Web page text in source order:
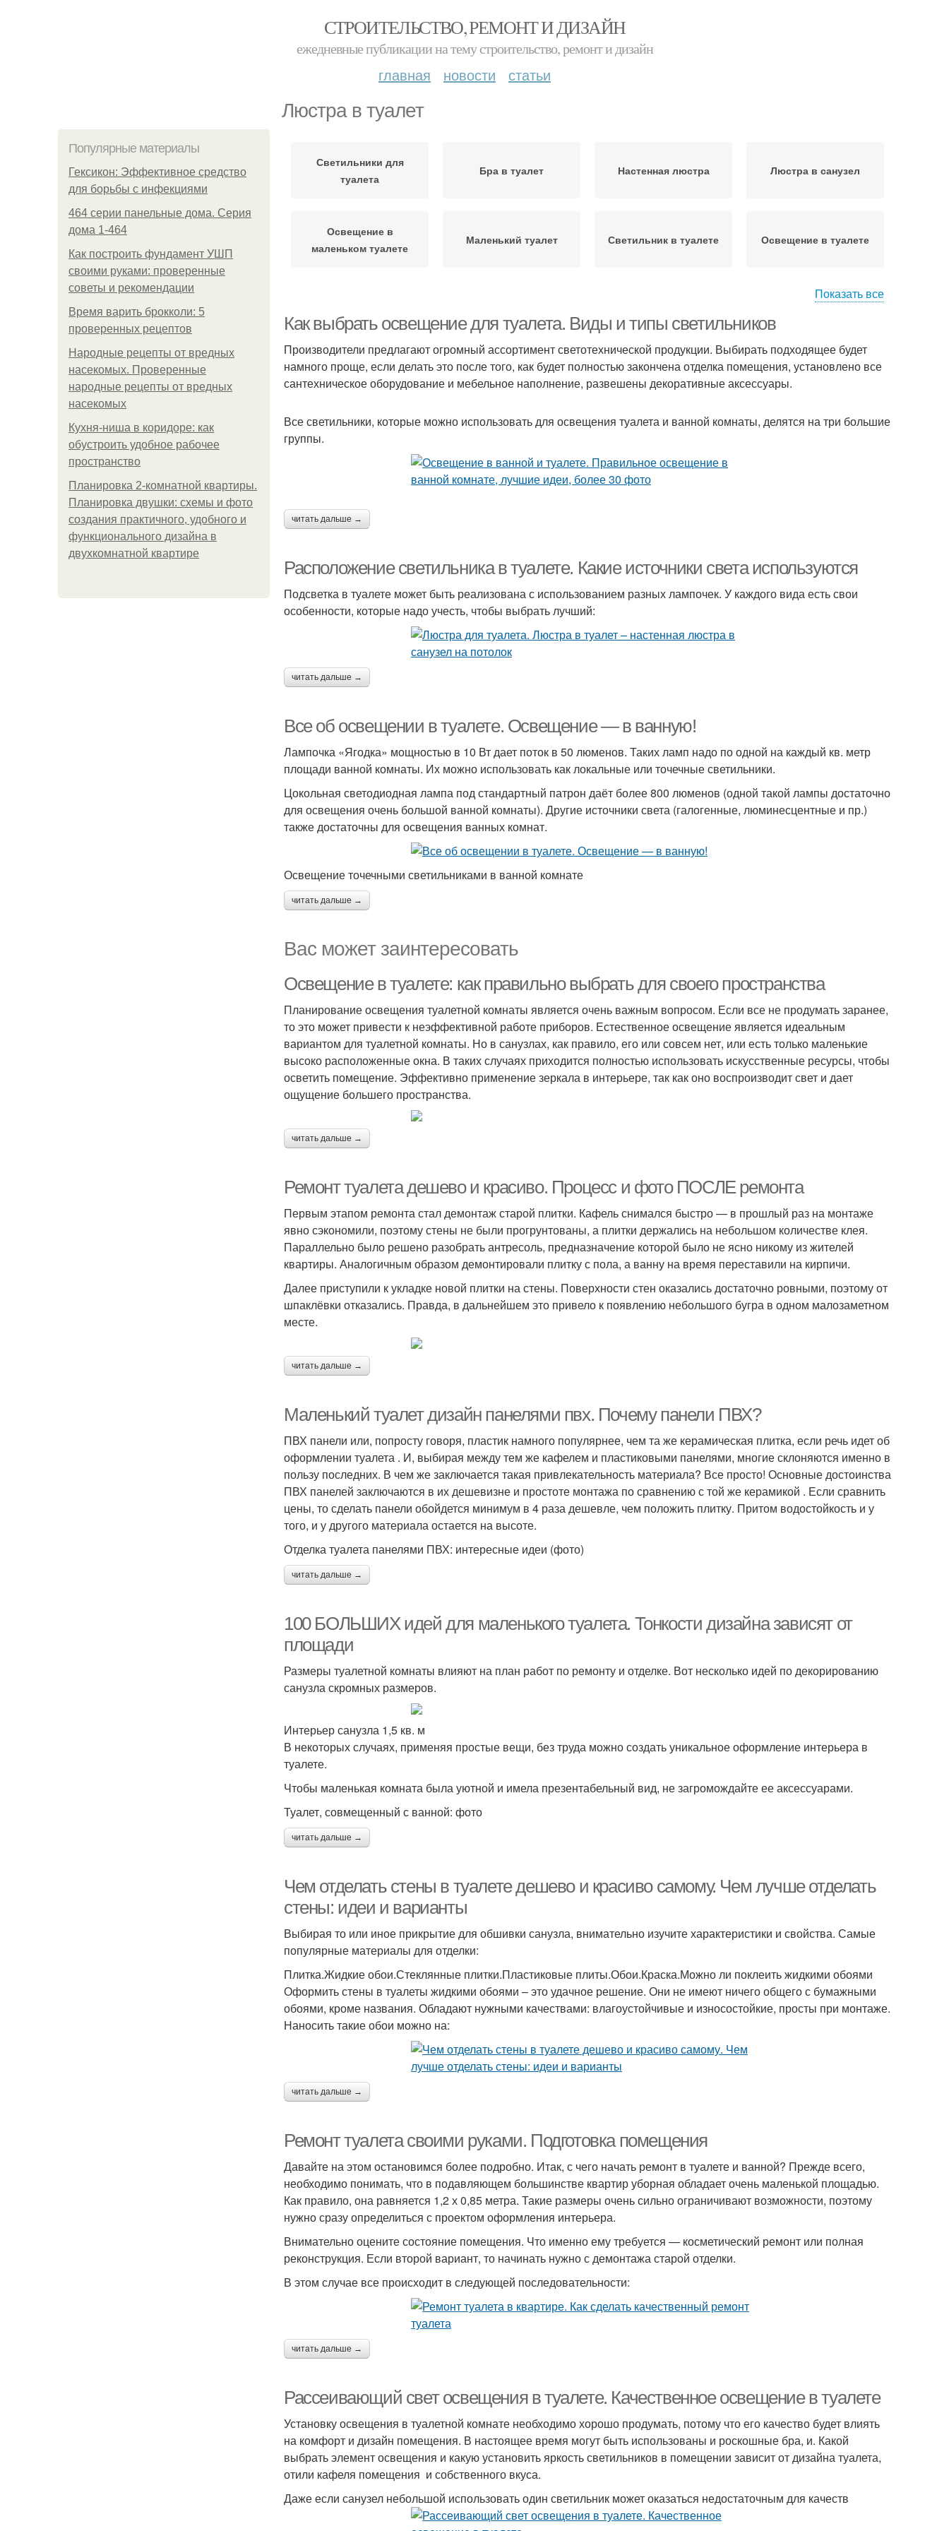
СТРОИТЕЛЬСТВО, РЕМОНТ И ДИЗАЙН
ежедневные публикации на тему строительство, ремонт и дизайн
главная новости статьи
Люстра в туалет
Популярные материалы
Гексикон: Эффективное средство
для борьбы с инфекциями
464 серии панельные дома. Серия
дома 1-464
Как построить фундамент УШП
своими руками: проверенные
советы и рекомендации
Время варить брокколи: 5
проверенных рецептов
Народные рецепты от вредных
насекомых. Проверенные
народные рецепты от вредных
насекомых
Кухня-ниша в коридоре: как
обустроить удобное рабочее
пространство
Планировка 2-комнатной квартиры.
Планировка двушки: схемы и фото
создания практичного, удобного и
функционального дизайна в
двухкомнатной квартире
Светильники для
туалета
Бра в туалет Настенная люстра Люстра в санузел
Освещение в
маленьком туалете
Маленький туалет Светильник в туалете Освещение в туалете
Показать все
Как выбрать освещение для туалета. Виды и типы светильников
Производители предлагают огромный ассортимент светотехнической продукции. Выбирать подходящее будет
намного проще, если делать это после того, как будет полностью закончена отделка помещения, установлено все
сантехническое оборудование и мебельное наполнение, развешены декоративные аксессуары.
Все светильники, которые можно использовать для освещения туалета и ванной комнаты, делятся на три большие
группы.
читать дальше →
Расположение светильника в туалете. Какие источники света используются
Подсветка в туалете может быть реализована с использованием разных лампочек. У каждого вида есть свои
особенности, которые надо учесть, чтобы выбрать лучший:
читать дальше →
Все об освещении в туалете. Освещение — в ванную!
Лампочка «Ягодка» мощностью в 10 Вт дает поток в 50 люменов. Таких ламп надо по одной на каждый кв. метр
площади ванной комнаты. Их можно использовать как локальные или точечные светильники.
Цокольная светодиодная лампа под стандартный патрон даёт более 800 люменов (одной такой лампы достаточно
для освещения очень большой ванной комнаты). Другие источники света (галогенные, люминесцентные и пр.)
также достаточны для освещения ванных комнат.
Освещение точечными светильниками в ванной комнате
читать дальше →
Вас может заинтересовать
Освещение в туалете: как правильно выбрать для своего пространства
Планирование освещения туалетной комнаты является очень важным вопросом. Если все не продумать заранее,
то это может привести к неэффективной работе приборов. Естественное освещение является идеальным
вариантом для туалетной комнаты. Но в санузлах, как правило, его или совсем нет, или есть только маленькие
высоко расположенные окна. В таких случаях приходится полностью использовать искусственные ресурсы, чтобы
осветить помещение. Эффективно применение зеркала в интерьере, так как оно воспроизводит свет и дает
ощущение большего пространства.
читать дальше →
Ремонт туалета дешево и красиво. Процесс и фото ПОСЛЕ ремонта
Первым этапом ремонта стал демонтаж старой плитки. Кафель снимался быстро — в прошлый раз на монтаже
явно сэкономили, поэтому стены не были прогрунтованы, а плитки держались на небольшом количестве клея.
Параллельно было решено разобрать антресоль, предназначение которой было не ясно никому из жителей
квартиры. Аналогичным образом демонтировали плитку с пола, а ванну на время переставили на кирпичи.
Далее приступили к укладке новой плитки на стены. Поверхности стен оказались достаточно ровными, поэтому от
шпаклёвки отказались. Правда, в дальнейшем это привело к появлению небольшого бугра в одном малозаметном
месте.
читать дальше →
Маленький туалет дизайн панелями пвх. Почему панели ПВХ?
ПВХ панели или, попросту говоря, пластик намного популярнее, чем та же керамическая плитка, если речь идет об
оформлении туалета . И, выбирая между тем же кафелем и пластиковыми панелями, многие склоняются именно в
пользу последних. В чем же заключается такая привлекательность материала? Все просто! Основные достоинства
ПВХ панелей заключаются в их дешевизне и простоте монтажа по сравнению с той же керамикой . Если сравнить
цены, то сделать панели обойдется минимум в 4 раза дешевле, чем положить плитку. Притом водостойкость и у
того, и у другого материала остается на высоте.
Отделка туалета панелями ПВХ: интересные идеи (фото)
читать дальше →
100 БОЛЬШИХ идей для маленького туалета. Тонкости дизайна зависят от
площади
Размеры туалетной комнаты влияют на план работ по ремонту и отделке. Вот несколько идей по декорированию
санузла скромных размеров.
Интерьер санузла 1,5 кв. м
В некоторых случаях, применяя простые вещи, без труда можно создать уникальное оформление интерьера в
туалете.
Чтобы маленькая комната была уютной и имела презентабельный вид, не загромождайте ее аксессуарами.
Туалет, совмещенный с ванной: фото
читать дальше →
Чем отделать стены в туалете дешево и красиво самому. Чем лучше отделать
стены: идеи и варианты
Выбирая то или иное прикрытие для обшивки санузла, внимательно изучите характеристики и свойства. Самые
популярные материалы для отделки:
Плитка.Жидкие обои.Стеклянные плитки.Пластиковые плиты.Обои.Краска.Можно ли поклеить жидкими обоями
Оформить стены в туалеты жидкими обоями – это удачное решение. Они не имеют ничего общего с бумажными
обоями, кроме названия. Обладают нужными качествами: влагоустойчивые и износостойкие, просты при монтаже.
Наносить такие обои можно на:
читать дальше →
Ремонт туалета своими руками. Подготовка помещения
Давайте на этом остановимся более подробно. Итак, с чего начать ремонт в туалете и ванной? Прежде всего,
необходимо понимать, что в подавляющем большинстве квартир уборная обладает очень маленькой площадью.
Как правило, она равняется 1,2 х 0,85 метра. Такие размеры очень сильно ограничивают возможности, поэтому
нужно сразу определиться с проектом оформления интерьера.
Внимательно оцените состояние помещения. Что именно ему требуется — косметический ремонт или полная
реконструкция. Если второй вариант, то начинать нужно с демонтажа старой отделки.
В этом случае все происходит в следующей последовательности:
читать дальше →
Рассеивающий свет освещения в туалете. Качественное освещение в туалете
Установку освещения в туалетной комнате необходимо хорошо продумать, потому что его качество будет влиять
на комфорт и дизайн помещения. В настоящее время могут быть использованы и роскошные бра, и. Какой
выбрать элемент освещения и какую установить яркость светильников в помещении зависит от дизайна туалета,
отили кафеля помещения и собственного вкуса.
Даже если санузел небольшой использовать один светильник может оказаться недостаточным для качеств